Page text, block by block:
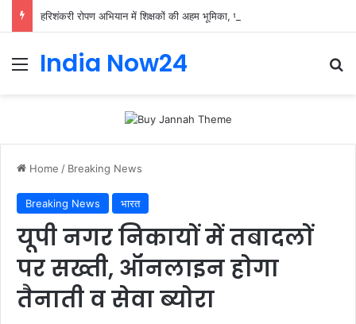
India Now24
Home / Breaking News
Breaking News भारत
यूपी नगर निकायों में तबादलों
पर सख्ती, ऑनलाइन होगा
तैनाती व सेवा ब्योरा